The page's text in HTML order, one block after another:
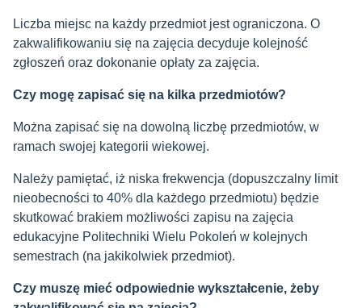
Liczba miejsc na każdy przedmiot jest ograniczona. O
zakwalifikowaniu się na zajęcia decyduje kolejność
zgłoszeń oraz dokonanie opłaty za zajęcia.
Czy mogę zapisać się na kilka przedmiotów?
Można zapisać się na dowolną liczbę przedmiotów, w
ramach swojej kategorii wiekowej.
Należy pamiętać, iż niska frekwencja (dopuszczalny limit
nieobecności to 40% dla każdego przedmiotu) będzie
skutkować brakiem możliwości zapisu na zajęcia
edukacyjne Politechniki Wielu Pokoleń w kolejnych
semestrach (na jakikolwiek przedmiot).
Czy muszę mieć odpowiednie wykształcenie, żeby